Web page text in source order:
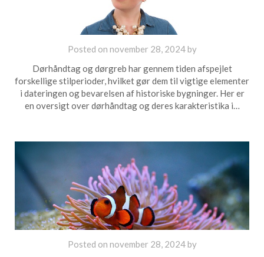
Posted on november 28, 2024by
Dørhåndtag og dørgreb har gennem tiden afspejlet
forskellige stilperioder, hvilket gør dem til vigtige elementer
i dateringen og bevarelsen af historiske bygninger. Her er
en oversigt over dørhåndtag og deres karakteristika i…
Posted on november 28, 2024by